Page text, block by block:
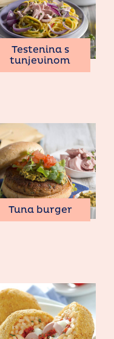
Testenina s
tunjevinom
Tuna burger